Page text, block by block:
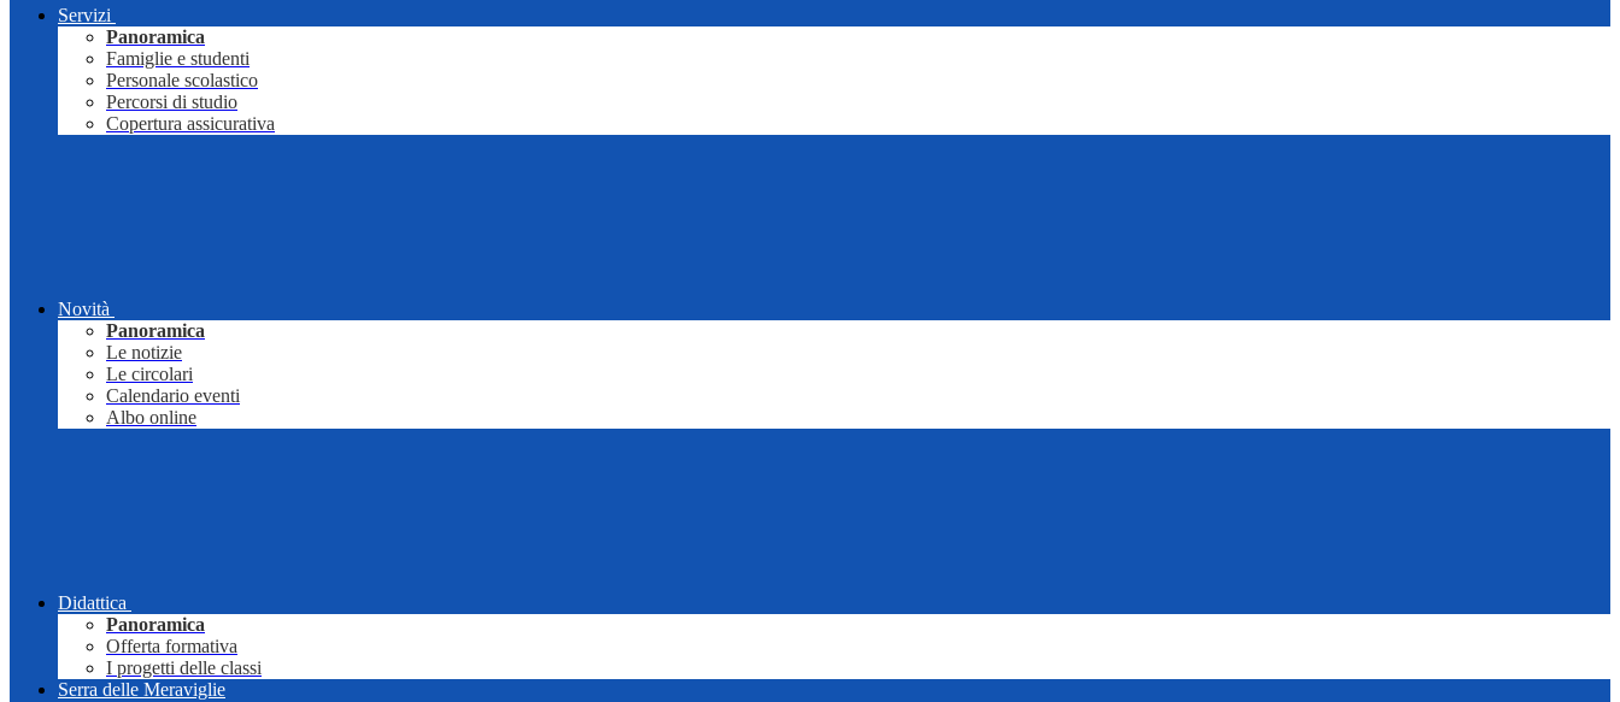
Servizi
Panoramica
Famiglie e studenti
Personale scolastico
Percorsi di studio
Copertura assicurativa
Novità
Panoramica
Le notizie
Le circolari
Calendario eventi
Albo online
Didattica
Panoramica
Offerta formativa
I progetti delle classi
Serra delle Meraviglie